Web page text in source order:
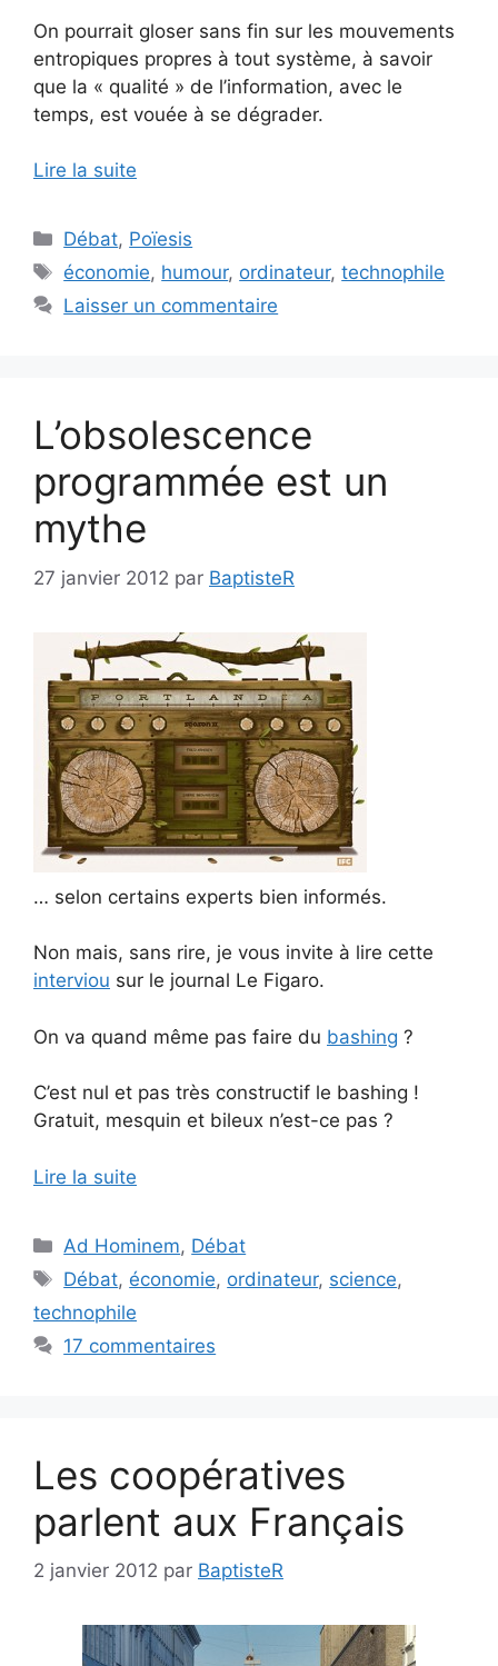
On pourrait gloser sans fin sur les mouvements
entropiques propres à tout système, à savoir
que la « qualité » de l’information, avec le
temps, est vouée à se dégrader.
Lire la suite
Catégories
Débat, Poïesis
Étiquettes
économie, humour, ordinateur,technophile
Laisser un commentaire
L’obsolescence
programmée est un
mythe
27 janvier 2012 par BaptisteR
… selon certains experts bien informés.
Non mais, sans rire, je vous invite à lire cette
interviou sur le journal Le Figaro.
On va quand même pas faire du bashing ?
C’est nul et pas très constructif le bashing !
Gratuit, mesquin et bileux n’est-ce pas ?
Lire la suite
Catégories
Ad Hominem, Débat
Étiquettes
Débat, économie, ordinateur, science,
technophile
17 commentaires
Les coopératives
parlent aux Français
2 janvier 2012 par BaptisteR